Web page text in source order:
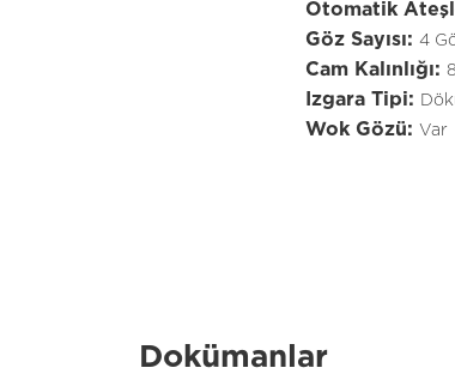
Otomatik
Göz Sayısı: 4
Cam Kalınlığı:
Izgara Tipi:
Wok Gözü: Var
Dokümanlar